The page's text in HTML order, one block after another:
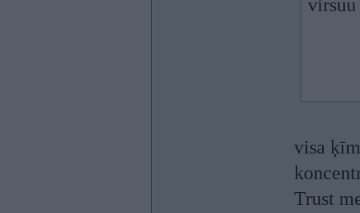
virsuu
visa
Trust